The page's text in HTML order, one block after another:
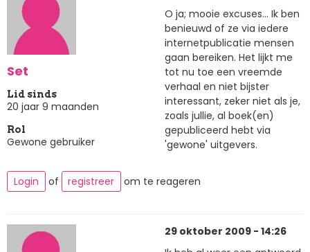
Set
Lid sinds
20 jaar 9 maanden
Rol
Gewone gebruiker
O ja; mooie excuses... Ik ben
benieuwd of ze via iedere
internetpublicatie mensen
gaan bereiken. Het lijkt me
tot nu toe een vreemde
verhaal en niet bijster
interessant, zeker niet als je,
zoals jullie, al boek(en)
gepubliceerd hebt via
'gewone' uitgevers.
Login of registreer om te reageren
29 oktober 2009 - 14:26